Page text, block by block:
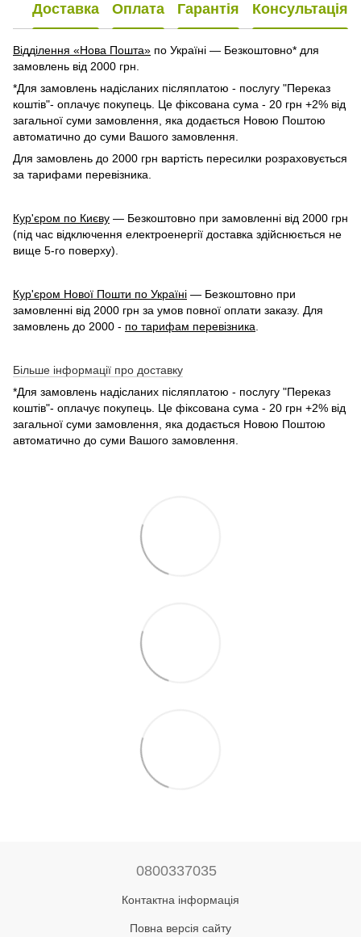
Доставка Оплата Гарантія Консультація
Відділення «Нова Пошта» по Україні — Безкоштовно* для
замовлень від 2000 грн.
*Для замовлень надісланих післяплатою - послугу "Переказ
коштів"- оплачує покупець. Це фіксована сума - 20 грн +2% від
загальної суми замовлення, яка додається Новою Поштою
автоматично до суми Вашого замовлення.
Для замовлень до 2000 грн вартість пересилки розраховується
за тарифами перевізника.
Кур'єром по Києву — Безкоштовно при замовленні від 2000 грн
(під час відключення електроенергії доставка здійснюється не
вище 5-го поверху).
Кур'єром Нової Пошти по Україні — Безкоштовно при
замовленні від 2000 грн за умов повної оплати заказу. Для
замовлень до 2000 - по тарифам перевізника
Більше інформації про доставку
*Для замовлень надісланих післяплатою - послугу "Переказ
коштів"- оплачує покупець. Це фіксована сума - 20 грн +2% від
загальної суми замовлення, яка додається Новою Поштою
автоматично до суми Вашого замовлення.
0800337035
Контактна інформація
Повна версія сайту